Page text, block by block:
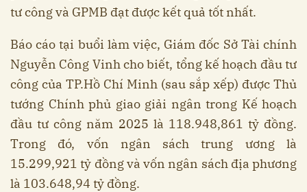
tư công và GPMB đạt được kết quả tốt nhất.
Báo cáo tại buổi làm việc, Giám đốc Sở Tài chính
Nguyễn Công Vinh cho biết, tổng kế hoạch đầu tư
công của TP.Hồ Chí Minh (sau sắp xếp) được Thủ
tướng Chính phủ giao giải ngân trong Kế hoạch
đầu tư công năm 2025 là 118.948,861 tỷ đồng.
Trong đó, vốn ngân sách trung ương là
15.299,921 tỷ đồng và vốn ngân sách địa phương
là 103.648,94 tỷ đồng.